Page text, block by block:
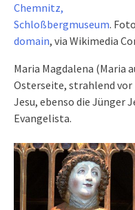
Chemnitz,
Schloßbergmuseum.
domain, via Wikimedia
Maria Magdalena (Maria
Osterseite, strahlend vor
Jesu, ebenso die Jünger
Evangelista.